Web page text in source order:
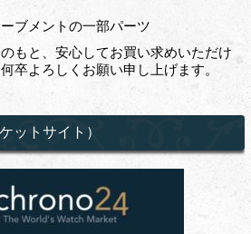
ブメントの一部パーツ
もと、安心してお買い求めいただけ
卒よろしくお願い申し上げます。
ットサイト）